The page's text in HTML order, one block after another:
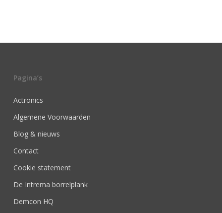
Pagina’s
Actronics
Algemene Voorwaarden
Blog & nieuws
Contact
Cookie statement
De Intrema borrelplank
Demcon HQ